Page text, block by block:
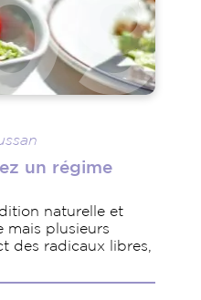
un régime
naturelle et
mais plusieurs
des radicaux libres,